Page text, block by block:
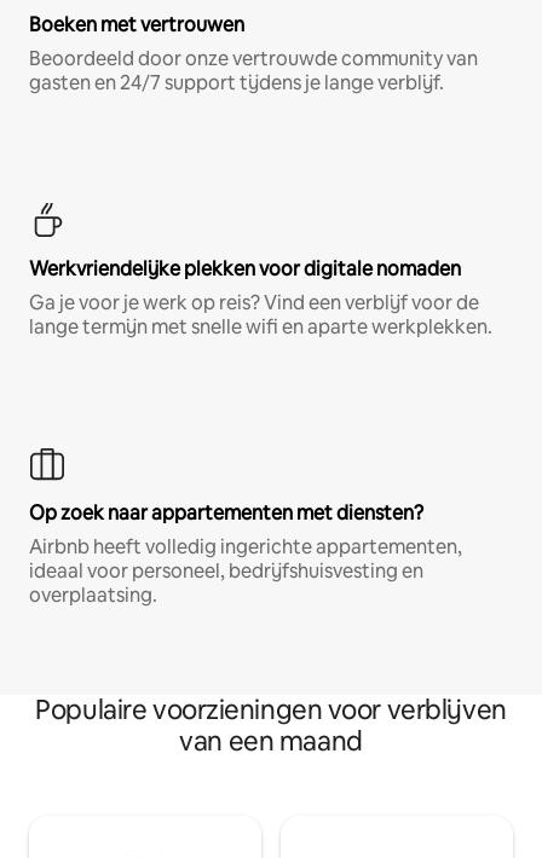
Boeken met vertrouwen
Beoordeeld door onze vertrouwde community van
gasten en 24/7 support tijdens je lange verblijf.
Werkvriendelijke plekken voor digitale nomaden
Ga je voor je werk op reis? Vind een verblijf voor de
lange termijn met snelle wifi en aparte werkplekken.
Op zoek naar appartementen met diensten?
Airbnb heeft volledig ingerichte appartementen,
ideaal voor personeel, bedrijfshuisvesting en
overplaatsing.
Populaire voorzieningen voor verblijven
van een maand